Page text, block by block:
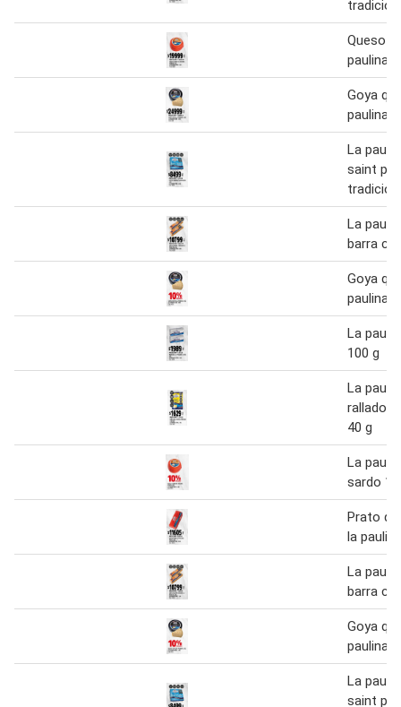
Queso
paulina
Goya
paulina
La
saint
La
barra
Goya
paulina
La
100 g
La
rallado
40 g
La
sardo 1
Prato
la
La
barra
Goya
paulina
La
saint